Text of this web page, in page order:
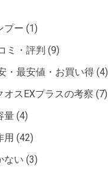
プー (1)
ミ・評判 (9)
・最安値・お買い得 (4)
オスEXプラスの考察 (7)
量 (4)
用 (42)
ない (3)